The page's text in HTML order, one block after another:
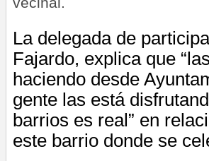
La delegada de
Fajardo, explica que
haciendo desde
gente las está
barrios es real” en
este barrio donde se